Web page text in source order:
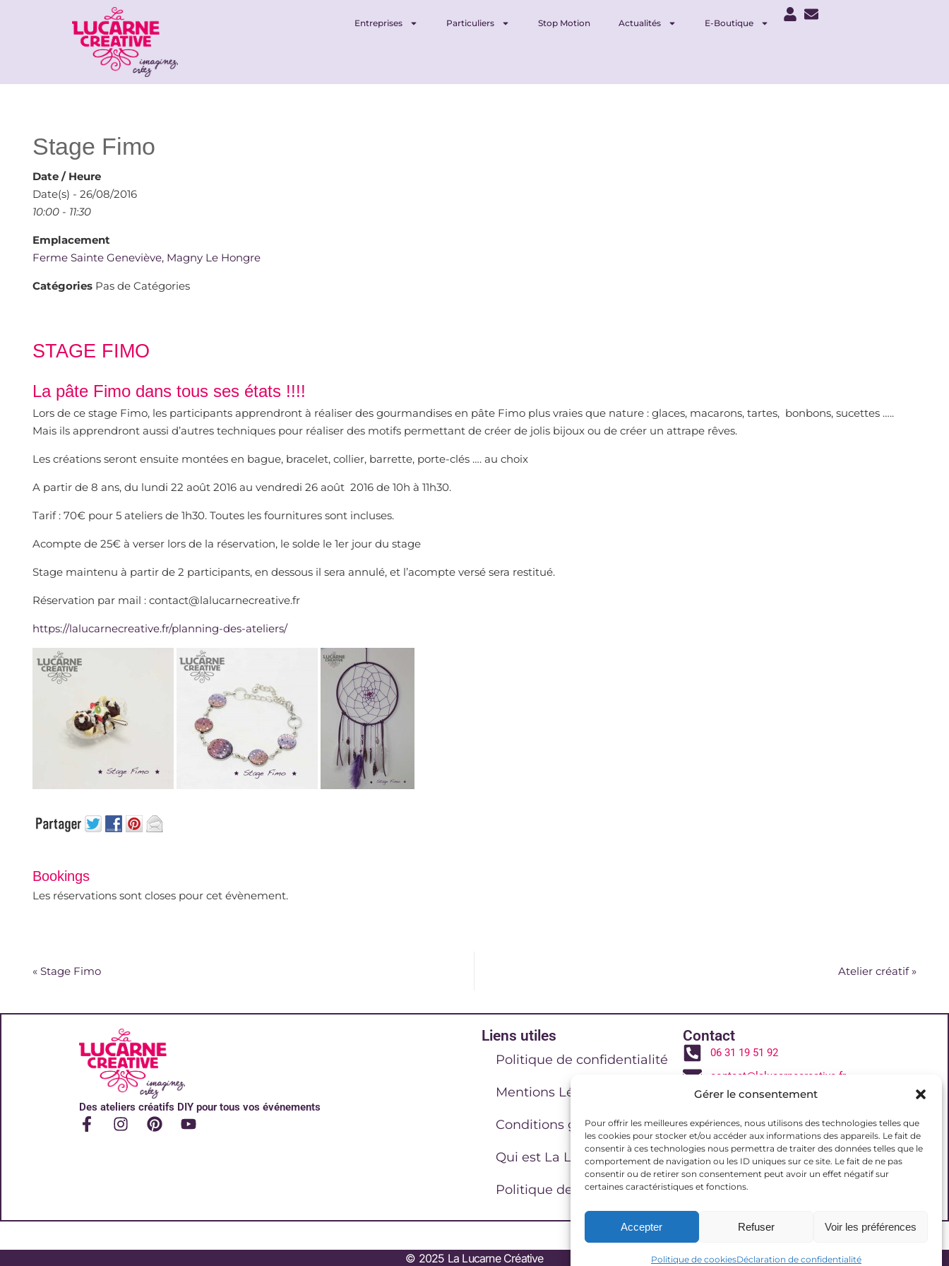
Gérer le consentement
Pour offrir les meilleures expériences, nous utilisons des technologies telles que
les cookies pour stocker et/ou accéder aux informations des appareils. Le fait de
consentir à ces technologies nous permettra de traiter des données telles que le
comportement de navigation ou les ID uniques sur ce site. Le fait de ne pas
consentir ou de retirer son consentement peut avoir un effet négatif sur
certaines caractéristiques et fonctions.
Accepter Refuser Voir les préférences
Politique de cookiesDéclaration de confidentialité
Entreprises Particuliers Stop Motion Actualités E-Boutique
Stage Fimo
Date / Heure
Date(s) - 26/08/2016
10:00 - 11:30
Emplacement
Ferme Sainte Geneviève, Magny Le Hongre
Catégories Pas de Catégories
STAGE FIMO
La pâte Fimo dans tous ses états !!!!
Lors de ce stage Fimo, les participants apprendront à réaliser des gourmandises en pâte Fimo plus vraies que nature : glaces, macarons, tartes, bonbons, sucettes …..
Mais ils apprendront aussi d’autres techniques pour réaliser des motifs permettant de créer de jolis bijoux ou de créer un attrape rêves.
Les créations seront ensuite montées en bague, bracelet, collier, barrette, porte-clés …. au choix
A partir de 8 ans, du lundi 22 août 2016 au vendredi 26 août 2016 de 10h à 11h30.
Tarif : 70€ pour 5 ateliers de 1h30. Toutes les fournitures sont incluses.
Acompte de 25€ à verser lors de la réservation, le solde le 1er jour du stage
Stage maintenu à partir de 2 participants, en dessous il sera annulé, et l’acompte versé sera restitué.
Réservation par mail : contact@lalucarnecreative.fr
https://lalucarnecreative.fr/planning-des-ateliers/
Bookings
Les réservations sont closes pour cet évènement.
« Stage Fimo Atelier créatif»
Des ateliers créatifs DIY pour tous vos événements
Liens utiles
Politique de confidentialité
Mentions Légales
Conditions générales de vente
Qui est La Lucarne Creative
Politique de cookies (UE)
Contact
06 31 19 51 92
contact@lalucarnecreative.fr
77700 Magny le Hongre
© 2025 La Lucarne Créative